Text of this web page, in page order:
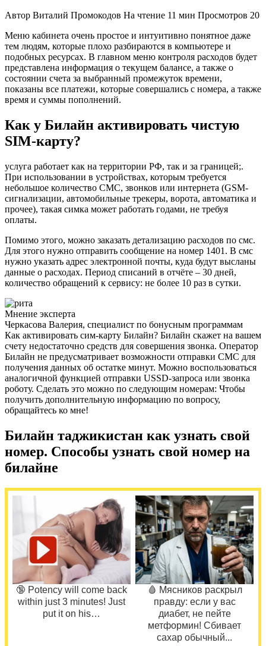
Автор Виталий Промокодов На чтение 11 мин Просмотров 20
Меню кабинета очень простое и интуитивно понятное даже
тем людям, которые плохо разбираются в компьютере и
подобных ресурсах. В главном меню контроля расходов будет
представлена информация о текущем балансе, а также о
состоянии счета за выбранный промежуток времени,
показаны все платежи, которые совершались с номера, а также
время и суммы пополнений.
Как у Билайн активировать чистую
SIM-карту?
услуга работает как на территории РФ, так и за границей;.
При использовании в устройствах, которым требуется
небольшое количество СМС, звонков или интернета (GSM-
сигнализации, автомобильные трекеры, ворота, автоматика и
прочее), такая симка может работать годами, не требуя
оплаты.
Помимо этого, можно заказать детализацию расходов по смс.
Для этого нужно отправить сообщение на номер 1401. В смс
нужно указать адрес электронной почты, куда будут высланы
данные о расходах. Период списаний в отчёте – 30 дней,
количество обращений к сервису: не более 10 раз в сутки.
Мнение эксперта
Черкасова Валерия, специалист по бонусным программам
Как активировать сим-карту Билайн? Билайн скажет на вашем
счету недостаточно средств для совершения звонка. Оператор
Билайн не предусматривает возможности отправки СМС для
получения данных об остатке минут. Можно воспользоваться
аналогичной функцией отправки USSD-запроса или звонка
роботу. Сделать это можно по следующим номерам: Чтобы
получить дополнительную информацию по вопросу,
обращайтесь ко мне!
Билайн таджикистан как узнать свой
номер. Способы узнать свой номер на
билайне
🔞 Potency will come back
within just 3 minutes! Just
put it on his…
🩸 Мясников раскрыл
правду: если у вас
диабет, не пейте
метформин! Сбивает
сахар обычный...